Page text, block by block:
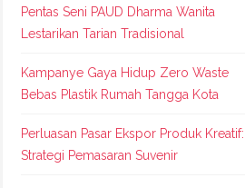
Pentas Seni PAUD Dharma Wanita
Lestarikan Tarian Tradisional
Kampanye Gaya Hidup Zero Waste
Bebas Plastik Rumah Tangga Kota
Perluasan Pasar Ekspor Produk Kreatif:
Strategi Pemasaran Suvenir